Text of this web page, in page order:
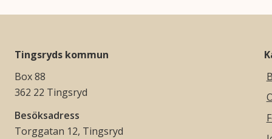
Tingsryds kommun
Box 88
362 22 Tingsryd
Besöksadress
Torggatan 12, Tingsryd